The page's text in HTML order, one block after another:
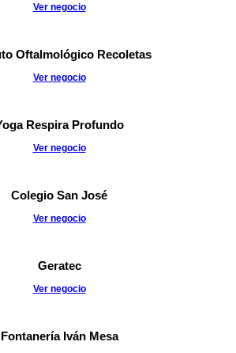
Ver negocio
Oftalmológico Recoletas
Ver negocio
Respira Profundo
Ver negocio
Colegio San José
Ver negocio
Geratec
Ver negocio
Fontanería Iván Mesa